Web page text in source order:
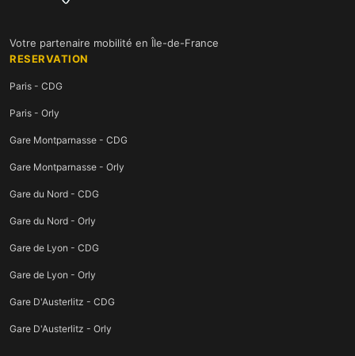
Votre partenaire mobilité en Île-de-France
RESERVATION
Paris - CDG
Paris - Orly
Gare Montparnasse - CDG
Gare Montparnasse - Orly
Gare du Nord - CDG
Gare du Nord - Orly
Gare de Lyon - CDG
Gare de Lyon - Orly
Gare D'Austerlitz - CDG
Gare D'Austerlitz - Orly